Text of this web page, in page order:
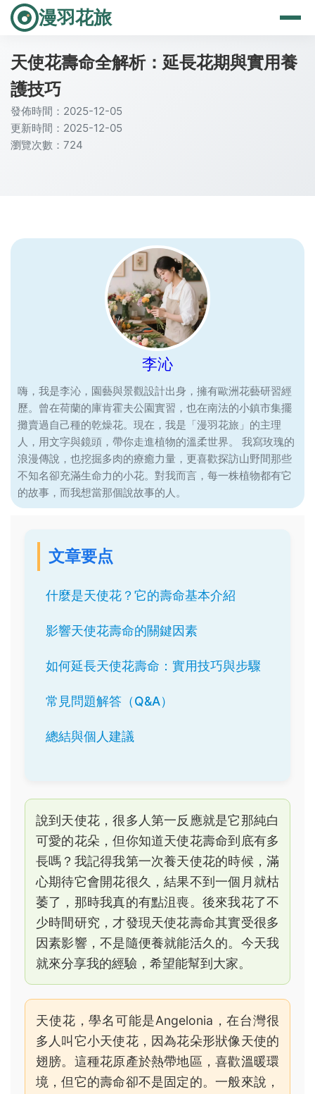
漫羽花旅
天使花壽命全解析：延長花期與實用養
護技巧
發佈時間：2025-12-05
更新時間：2025-12-05
瀏覽次數：724
李沁
嗨，我是李沁，園藝與景觀設計出身，擁有歐洲花藝研習經
歷。曾在荷蘭的庫肯霍夫公園實習，也在南法的小鎮市集擺
攤賣過自己種的乾燥花。現在，我是「漫羽花旅」的主理
人，用文字與鏡頭，帶你走進植物的溫柔世界。 我寫玫瑰的
浪漫傳說，也挖掘多肉的療癒力量，更喜歡探訪山野間那些
不知名卻充滿生命力的小花。對我而言，每一株植物都有它
的故事，而我想當那個說故事的人。
文章要点
什麼是天使花？它的壽命基本介紹
影響天使花壽命的關鍵因素
如何延長天使花壽命：實用技巧與步驟
常見問題解答（Q&A）
總結與個人建議
說到天使花，很多人第一反應就是它那純白
可愛的花朵，但你知道天使花壽命到底有多
長嗎？我記得我第一次養天使花的時候，滿
心期待它會開花很久，結果不到一個月就枯
萎了，那時我真的有點沮喪。後來我花了不
少時間研究，才發現天使花壽命其實受很多
因素影響，不是隨便養就能活久的。今天我
就來分享我的經驗，希望能幫到大家。
天使花，學名可能是Angelonia，在台灣很
多人叫它小天使花，因為花朵形狀像天使的
翅膀。這種花原產於熱帶地區，喜歡溫暖環
境，但它的壽命卻不是固定的。一般來說，